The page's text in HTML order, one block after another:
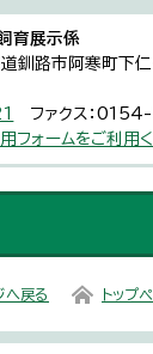
育展示係
路市阿寒町下仁
ファクス：
フォームをご利用く
へ戻る トップ